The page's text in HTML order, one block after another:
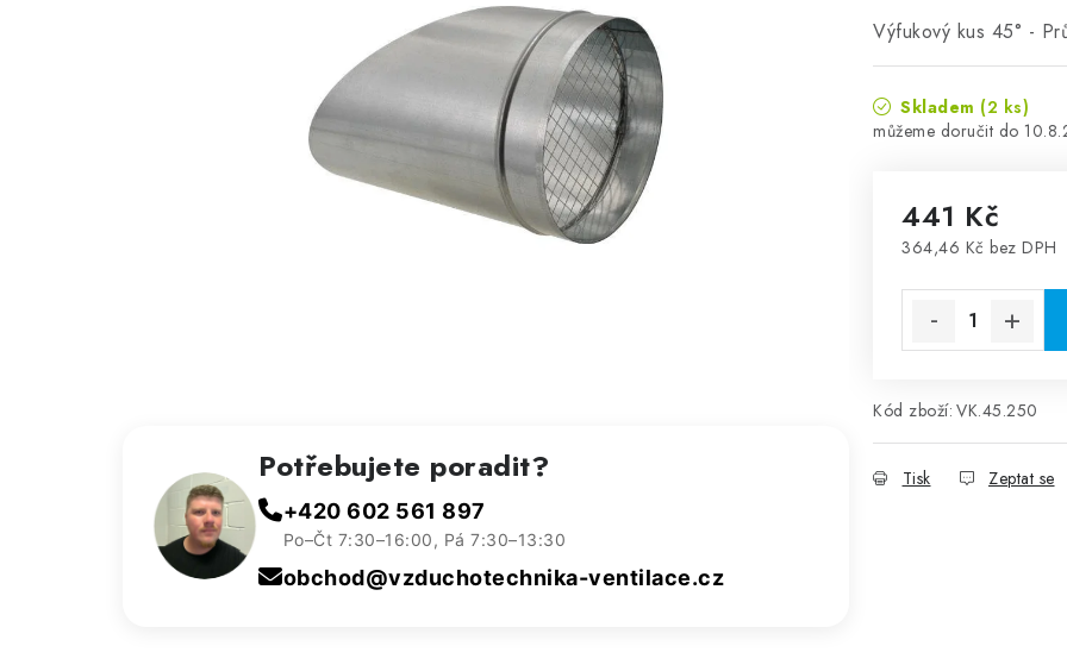
Výfukový kus 45° -
Skladem (2 ks)
441 Kč
364,46 Kč bez DPH
Kód zboží: VK.45.250
Tisk Zeptat se
Potřebujete poradit?
+420 602 561 897
Po–Čt 7:30–16:00, Pá 7:30–13:30
obchod@vzduchotechnika-ventilace.cz